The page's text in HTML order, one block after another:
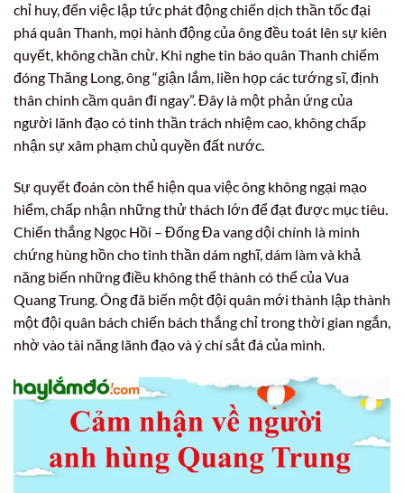
chỉ huy, đến việc lập tức phát động chiến dịch thần tốc đại
phá quân Thanh, mọi hành động của ông đều toát lên sự kiên
quyết, không chần chừ. Khi nghe tin báo quân Thanh chiếm
đóng Thăng Long, ông “giận lắm, liền họp các tướng sĩ, định
thân chinh cầm quân đi ngay”. Đây là một phản ứng của
người lãnh đạo có tinh thần trách nhiệm cao, không chấp
nhận sự xâm phạm chủ quyền đất nước.
Sự quyết đoán còn thể hiện qua việc ông không ngại mạo
hiểm, chấp nhận những thử thách lớn để đạt được mục tiêu.
Chiến thắng Ngọc Hồi – Đống Đa vang dội chính là minh
chứng hùng hồn cho tinh thần dám nghĩ, dám làm và khả
năng biến những điều không thể thành có thể của Vua
Quang Trung. Ông đã biến một đội quân mới thành lập thành
một đội quân bách chiến bách thắng chỉ trong thời gian ngắn,
nhờ vào tài năng lãnh đạo và ý chí sắt đá của mình.